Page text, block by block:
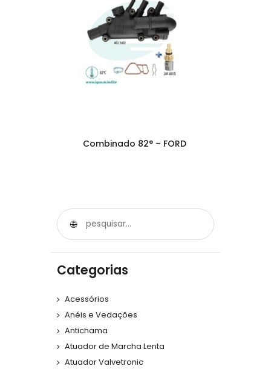
Combinado 82° – FORD
Categorias
Acessórios
Anéis e Vedações
Antichama
Atuador de Marcha Lenta
Atuador Valvetronic